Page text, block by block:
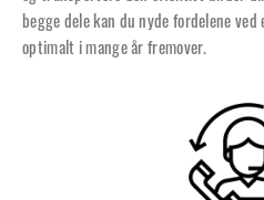
begge dele kan du nyde fordelene
optimalt i mange år fremover.